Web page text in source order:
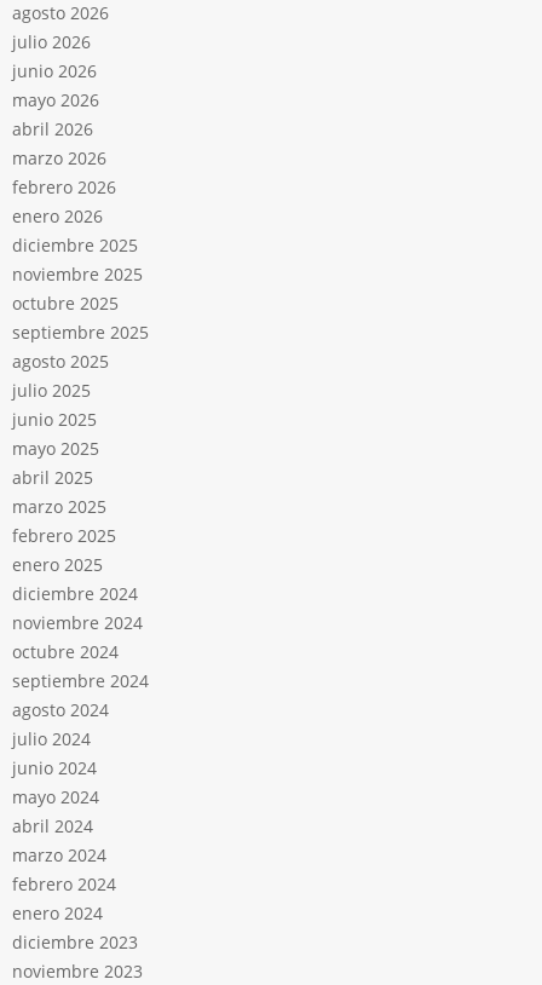
agosto 2026
julio 2026
junio 2026
mayo 2026
abril 2026
marzo 2026
febrero 2026
enero 2026
diciembre 2025
noviembre 2025
octubre 2025
septiembre 2025
agosto 2025
julio 2025
junio 2025
mayo 2025
abril 2025
marzo 2025
febrero 2025
enero 2025
diciembre 2024
noviembre 2024
octubre 2024
septiembre 2024
agosto 2024
julio 2024
junio 2024
mayo 2024
abril 2024
marzo 2024
febrero 2024
enero 2024
diciembre 2023
noviembre 2023